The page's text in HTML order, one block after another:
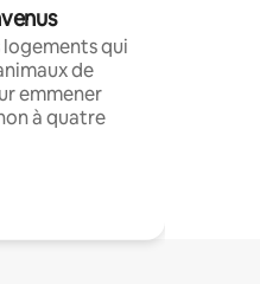
qui
de
emmener
à quatre